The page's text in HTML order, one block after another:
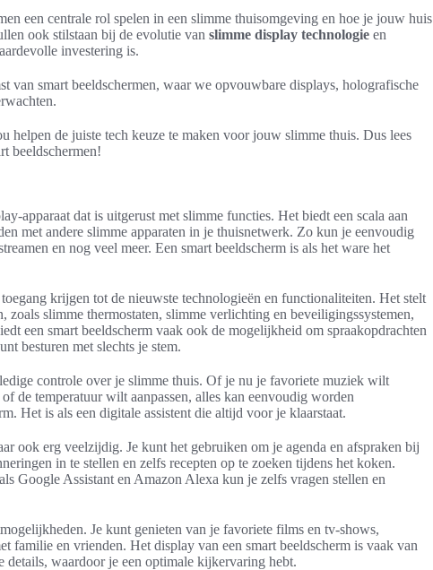
een centrale rol spelen in een slimme thuisomgeving en hoe je jouw huis
ook stilstaan bij de evolutie van slimme display technologie en
investering is.
van smart beeldschermen, waar we opvouwbare displays, holografische
helpen de juiste tech keuze te maken voor jouw slimme thuis. Dus lees
beeldschermen!
apparaat dat is uitgerust met slimme functies. Het biedt een scala aan
met andere slimme apparaten in je thuisnetwerk. Zo kun je eenvoudig
en nog veel meer. Een smart beeldscherm is als het ware het
krijgen tot de nieuwste technologieën en functionaliteiten. Het stelt
zoals slimme thermostaten, slimme verlichting en beveiligingssystemen,
een smart beeldscherm vaak ook de mogelijkheid om spraakopdrachten
besturen met slechts je stem.
controle over je slimme thuis. Of je nu je favoriete muziek wilt
de temperatuur wilt aanpassen, alles kan eenvoudig worden
Het is als een digitale assistent die altijd voor je klaarstaat.
ook erg veelzijdig. Je kunt het gebruiken om je agenda en afspraken bij
in te stellen en zelfs recepten op te zoeken tijdens het koken.
Google Assistant en Amazon Alexa kun je zelfs vragen stellen en
Je kunt genieten van je favoriete films en tv-shows,
familie en vrienden. Het display van een smart beeldscherm is vaak van
waardoor je een optimale kijkervaring hebt.